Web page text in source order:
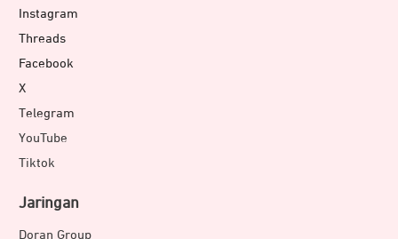
Instagram
Threads
Facebook
X
Telegram
YouTube
Tiktok
Jaringan
Doran Group